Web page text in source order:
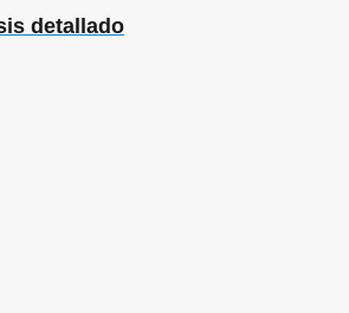
detallado